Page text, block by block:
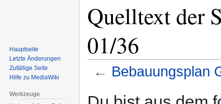
Quelltext der
01/36
← Bebauungsplan
Hauptseite
Letzte Änderungen
Zufällige Seite
Hilfe zu MediaWiki
Werkzeuge